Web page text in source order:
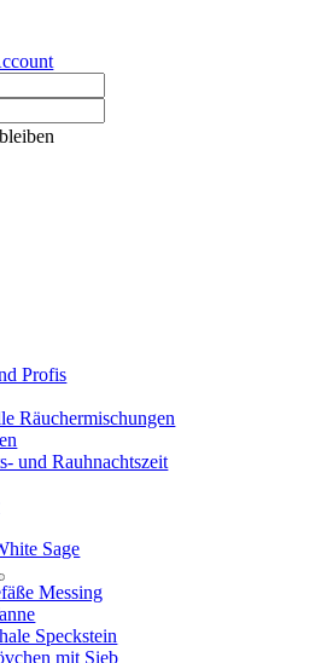
Profis
Räuchermischungen
und Rauhnachtszeit
Sage
Messing
Speckstein
mit Sieb